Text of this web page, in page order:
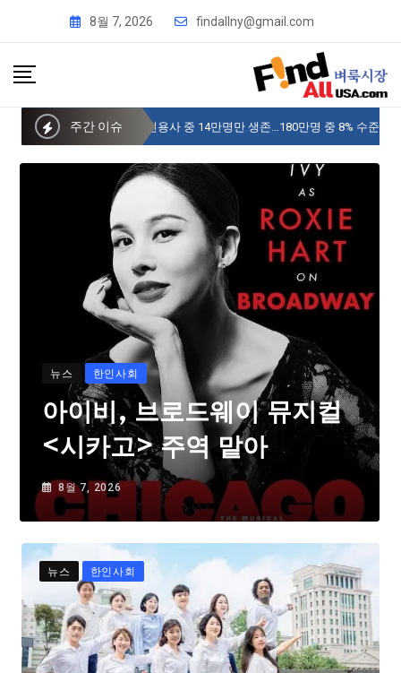
8월 7, 2026 findallny@gmail.com
주간 이슈 사이버 한국외국어대 미주글로벌센터 뉴욕
뉴스 한인사회
아이비, 브로드웨이 뮤지컬
<시카고> 주역 맡아
8월 7, 2026
뉴스 한인사회